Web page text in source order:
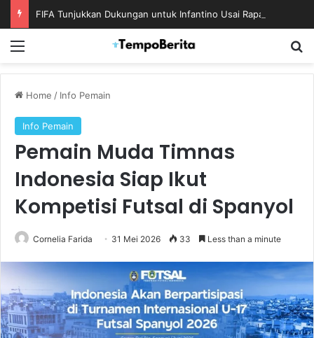
Home / Info Pemain
Info Pemain
Pemain Muda Timnas
Indonesia Siap Ikut
Kompetisi Futsal di Spanyol
Cornelia Farida 31 Mei 2026 33 Less than a minute